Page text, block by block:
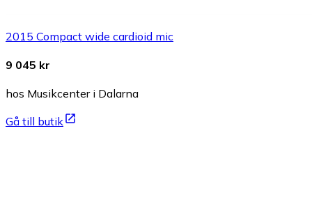
2015 Compact wide cardioid mic
9 045 kr
hos Musikcenter i Dalarna
Gå till butik